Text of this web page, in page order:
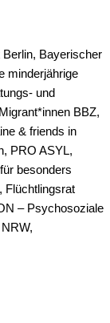
Bayerischer
minderjährige
und
BBZ,
& friends in
PRO ASYL,
besonders
Flüchtlingsrat
– Psychosoziale